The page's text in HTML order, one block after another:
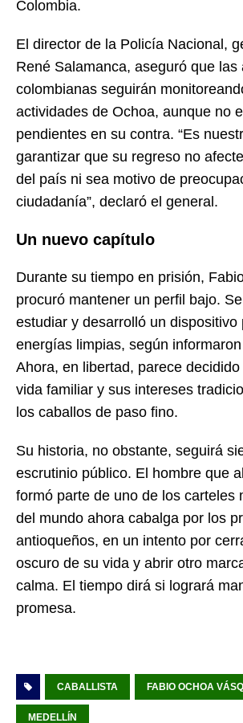
Colombia.
El director de la Policía Nacional,
René Salamanca, aseguró que las
colombianas seguirán
actividades de Ochoa, aunque no
pendientes en su contra. “Es
garantizar que su regreso no
del país ni sea motivo de
ciudadanía”, declaró el general.
Un nuevo capítulo
Durante su tiempo en prisión,
procuró mantener un perfil bajo.
estudiar y desarrolló un dispositivo
energías limpias, según
Ahora, en libertad, parece
vida familiar y sus intereses
los caballos de paso fino.
Su historia, no obstante, seguirá
escrutinio público. El hombre que
formó parte de uno de los carteles
del mundo ahora cabalga por los
antioqueños, en un intento por
oscuro de su vida y abrir otro
calma. El tiempo dirá si logrará
promesa.
CABALLISTA FABIO OCHOA
MEDELLÍN